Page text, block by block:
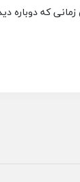
زمانی که